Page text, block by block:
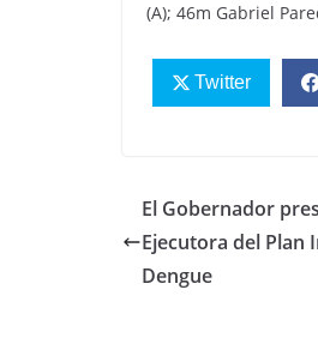
(A); 46m Gabriel
Twitter
El Gobernador
Ejecutora del Plan
Dengue